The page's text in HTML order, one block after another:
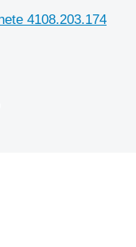
4108.203.174